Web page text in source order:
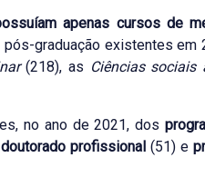
apenas cursos de
graduação existentes
(218), as Ciências sociais
no ano de 2021, dos
profissional (51) e